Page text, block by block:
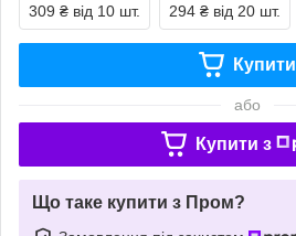
309 ₴ від 10 шт. 294 ₴ від 20 шт.
Купити
або
Купити з
Що таке купити з Пром?